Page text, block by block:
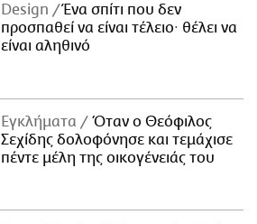
Design
Ένα σπίτι που δεν
προσπαθεί να είναι τέλειο· θέλει να
είναι αληθινό
Εγκλήματα
Όταν ο Θεόφιλος
Σεχίδης δολοφόνησε και τεμάχισε
πέντε μέλη της οικογένειάς του